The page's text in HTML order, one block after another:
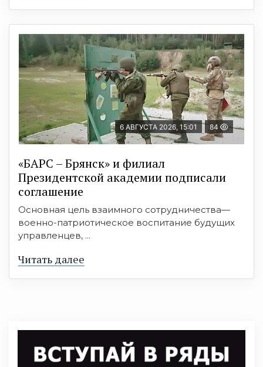
6 АВГУСТА 2026, 15:01 84
«БАРС – Брянск» и филиал
Президентской академии подписали
соглашение
Основная цель взаимного сотрудничества—
военно-патриотическое воспитание будущих
управленцев, ...
Читать далее